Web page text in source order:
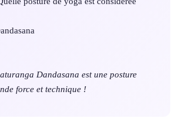
Dandasana est une posture
force et technique !